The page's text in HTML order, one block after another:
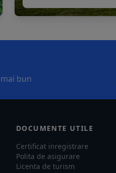
bun
DOCUMENTE UTILE
Certificat inregistrare
Polita de asigurare
Licenta de turism